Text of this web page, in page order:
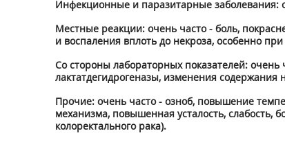
Инфекционные и паразитарные заболевания:
Местные реакции: очень часто - боль,
и воспаления вплоть до некроза, особенно
Со стороны лабораторных показателей:
лактатдегидрогеназы, изменения
Прочие: очень часто - озноб, повышение
механизма, повышенная усталость,
колоректального рака).